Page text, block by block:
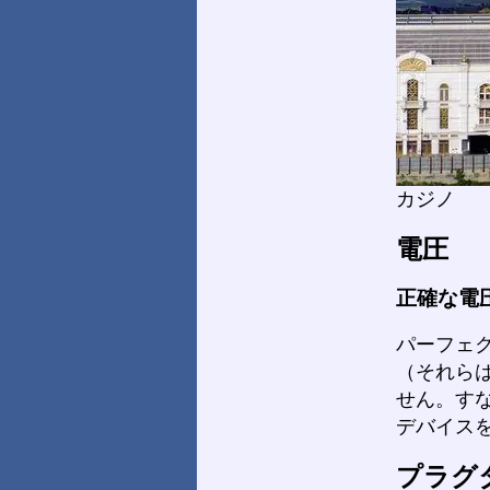
カジノ
電圧
正確な電
パーフェ
（それら
せん。す
デバイス
プラグ